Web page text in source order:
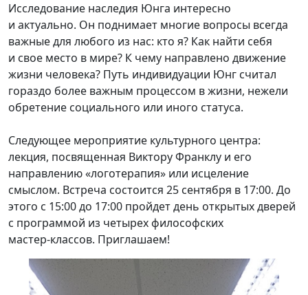
Исследование наследия Юнга интересно
и актуально. Он поднимает многие вопросы всегда
важные для любого из нас: кто я? Как найти себя
и свое место в мире? К чему направлено движение
жизни человека? Путь индивидуации Юнг считал
гораздо более важным процессом в жизни, нежели
обретение социального или иного статуса.
Следующее мероприятие культурного центра:
лекция, посвященная Виктору Франклу и его
направлению «логотерапия» или исцеление
смыслом. Встреча состоится 25 сентября в 17:00. До
этого с 15:00 до 17:00 пройдет день открытых дверей
с программой из четырех философских
мастер-классов. Приглашаем!